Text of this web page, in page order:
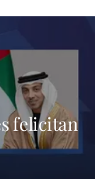
felicitan